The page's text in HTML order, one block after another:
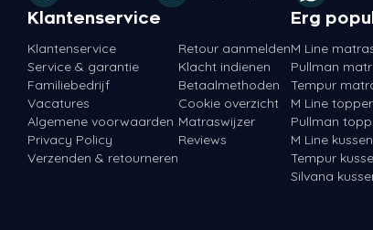
Klantenservice
Klantenservice
Service & garantie
Familiebedrijf
Vacatures
Algemene voorwaarden
Privacy Policy
Verzenden & retourneren
Retour aanmelden
Klacht indienen
Betaalmethoden
Cookie overzicht
Matraswijzer
Reviews
Erg
M Line
Pullman
Tempur
M Line topper
Pullman
M Line kussen
Tempur
Silvana